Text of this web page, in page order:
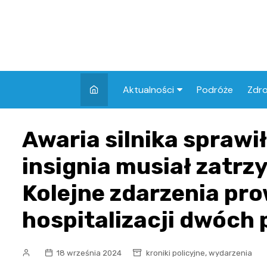
Aktualności Podróże
Awaria silnika
insignia musiał
Kolejne zdarzenia
hospitalizacji dwóch
18 września 2024 kroniki policyjne, wydarzenia